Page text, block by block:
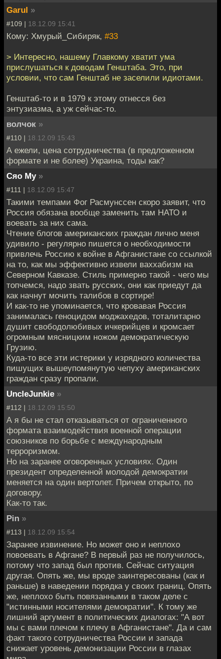
Garul »
#109 | 18.12.09 15:41
Кому: Хмурый_Сибиряк, #33
> Интересно, нашему Главкому хватит ума
прислушаться к доводам Генштаба. Это, при
условии, что сам Генштаб не заселили идиотами.
Генштаб-то и в 1979 к этому отнесся без
энтузиазма, а уж сейчас-то.
волчок »
#110 | 18.12.09 15:43
А ежели, цена сотрудничества (в предложенном
формате и не более) Украина, тоды как?
Сяо Му »
#111 | 18.12.09 15:47
Такими темпами Фог Расмунссен скоро заявит, что
Россия обязана вообще заменить там НАТО и
воевать за них сама.
Чтение блогов американских граждан лично меня
удивило - регулярно пишется о необходимости
привлечь Россию к войне в Афганистане со ссылкой
на то, как мы эффективно извели ваххабизм на
Северном Кавказе. Стиль примерно такой - чего мы
топчемся, надо звать русских, они как приедут да
как начнут мочить талибов в сортире!
И как-то не упоминается, что кровавая Россия
занималась геноцидом моджахедов, тоталитарно
душит свободолюбивых ичкерийцев и кромсает
огромным мясницким ножом демократическую
Грузию.
Куда-то все эти истерики у изрядного количества
пишущих вышеупомянутую чепуху американских
граждан сразу пропали.
UncleJunkie »
#112 | 18.12.09 15:50
А я бы не стал отказываться от ограниченного
формата взаимодействия военной операции
союзников по борьбе с международным
терроризмом.
Но на заранее оговоренных условиях. Один
президент определенной молодой демократии
меняется на один вертолет. Причем открыто, по
договору.
Как-то так.
Pin »
#113 | 18.12.09 15:54
Заранее извинение. Но может оно и неплохо
повоевать в Афгане? В первый раз не получилось,
потому что запад был против. Сейчас ситуация
другая. Опять же, мы вроде заинтересованы (как и
раньше) в наведении порядка у своих границ. Опять
же, неплохо быть повязанными в таком деле с
"истинными носителями демократии". К тому же
лишний аргумент в политических диалогах: "А вот
мы с вами плечом к плечу в Афганистане". Да и сам
факт такого сотрудничества России и запада
снижает уровень демонизации России в глазах